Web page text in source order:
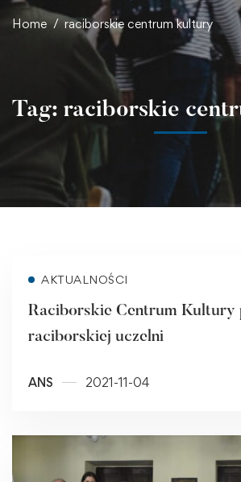
Home raciborskie centrum kultury
Tag: raciborskie
AKTUALNOŚCI
Raciborskie Centrum Kultury
raciborskiej uczelni
ANS 2021-11-04